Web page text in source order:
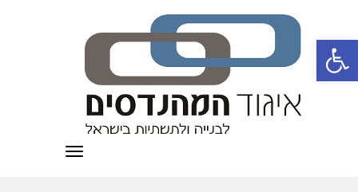
פתח סרגל נגישות
תפריט